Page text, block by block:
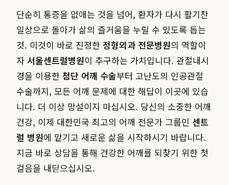
단순히 통증을 없애는 것을 넘어, 환자가 다시 활기찬
일상으로 돌아가 삶의 즐거움을 누릴 수 있도록 돕는
것. 이것이 바로 진정한 정형외과 전문병원의 역할이
자 서울센트럴병원이 추구하는 가치입니다. 관절내시
경을 이용한 첨단 어깨 수술부터 고난도의 인공관절
수술까지, 모든 어깨 문제에 대한 해답이 이곳에 있습
니다. 더 이상 망설이지 마십시오. 당신의 소중한 어깨
건강, 이제 대한민국 최고의 어깨 전문가 그룹인 센트
럴 병원에 맡기고 새로운 삶을 시작하시기 바랍니다.
지금 바로 상담을 통해 건강한 어깨를 되찾기 위한 첫
걸음을 내딛으십시오.